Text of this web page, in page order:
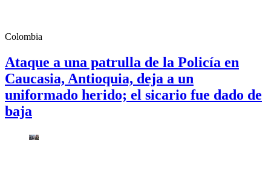
Colombia
Ataque a una patrulla de la Policía en
Caucasia, Antioquia, deja a un
uniformado herido; el sicario fue dado de
baja